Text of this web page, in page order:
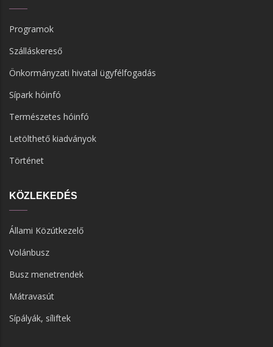
Programok
Szálláskereső
Önkormányzati hivatal ügyfélfogadás
Sípark hóinfó
Természetes hóinfó
Letölthető kiadványok
Történet
KÖZLEKEDÉS
Állami Közútkezelő
Volánbusz
Busz menetrendek
Mátravasút
Sípályák, síliftek